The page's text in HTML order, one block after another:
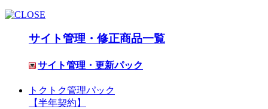
サイト管理・修正商品一覧
サイト管理・更新パック
トクトク管理パック
【半年契約】